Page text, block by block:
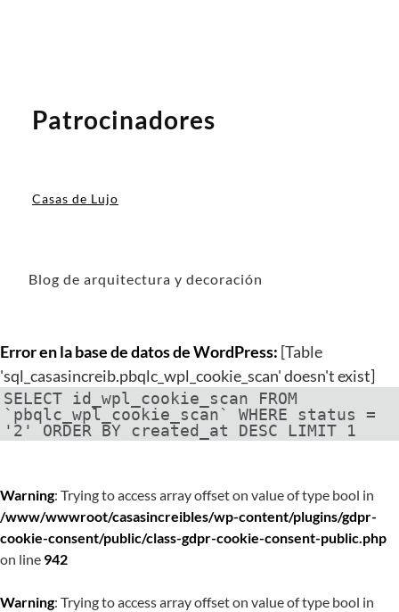
Patrocinadores
Casas de Lujo
Blog de arquitectura y decoración
Error en la base de datos de WordPress: [Table
'sql_casasincreib.pbqlc_wpl_cookie_scan' doesn't exist]
SELECT id_wpl_cookie_scan FROM
`pbqlc_wpl_cookie_scan` WHERE status =
'2' ORDER BY created_at DESC LIMIT 1
Warning: Trying to access array offset on value of type bool in
/www/wwwroot/casasincreibles/wp-content/plugins/gdpr-
cookie-consent/public/class-gdpr-cookie-consent-public.php
on line 942
Warning: Trying to access array offset on value of type bool in